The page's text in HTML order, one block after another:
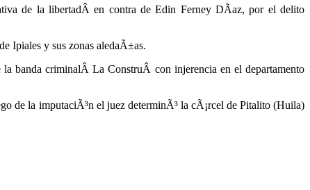
de la libertadÂ en contra de Edin Ferney DÃ­az, por el delito
Ipiales y sus zonas aledaÃ±as.
banda criminalÂ La ConstruÂ con injerencia en el departamento
de la imputaciÃ³n el juez determinÃ³ la cÃ¡rcel de Pitalito (Huila)